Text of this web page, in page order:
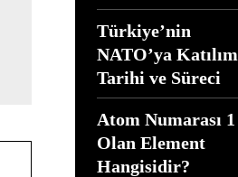
Türkiye’nin
NATO’ya Katılım
Tarihi ve Süreci
Atom Numarası 1
Olan Element
Hangisidir?